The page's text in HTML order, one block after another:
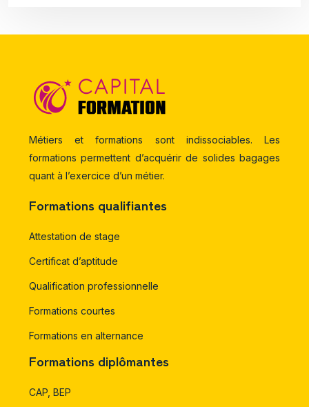
Métiers et formations sont indissociables. Les
formations permettent d’acquérir de solides bagages
quant à l’exercice d’un métier.
Formations qualifiantes
Attestation de stage
Certificat d’aptitude
Qualification professionnelle
Formations courtes
Formations en alternance
Formations diplômantes
CAP, BEP